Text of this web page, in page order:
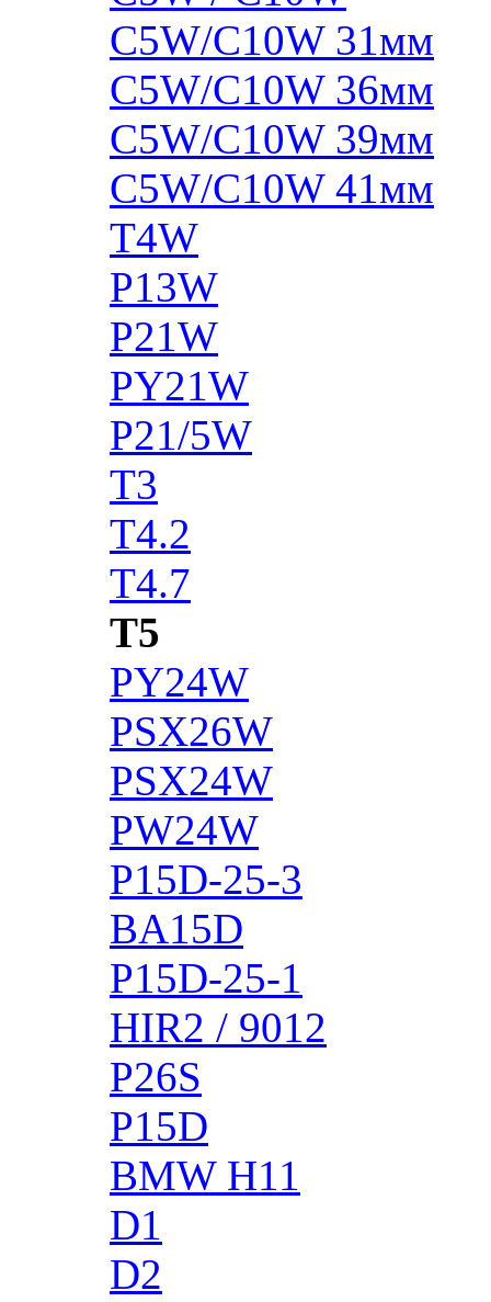
C5W/C10W 31мм
C5W/C10W 36мм
C5W/C10W 39мм
C5W/C10W 41мм
T4W
P13W
P21W
PY21W
P21/5W
T3
T4.2
T4.7
T5
PY24W
PSX26W
PSX24W
PW24W
P15D-25-3
BA15D
P15D-25-1
HIR2 / 9012
P26S
P15D
BMW H11
D1
D2